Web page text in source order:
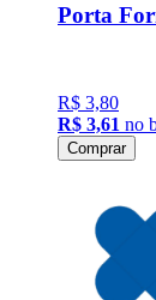
Porta
R$ 3,80
R$ 3,61 no
Comprar